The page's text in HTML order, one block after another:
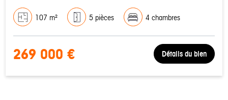
107 m² 5 pièces 4 chambres
269 000 € Détails du bien